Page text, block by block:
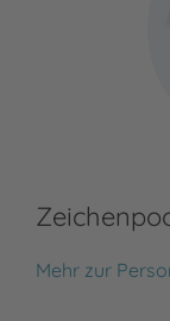
Mehr zur
Zeichenpool